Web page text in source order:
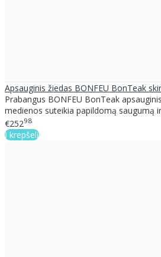
Apsauginis žiedas BONFEU BonTeak
Prabangus BONFEU BonTeak
medienos suteikia papildomą saugumą
€25298
Į krepšelį